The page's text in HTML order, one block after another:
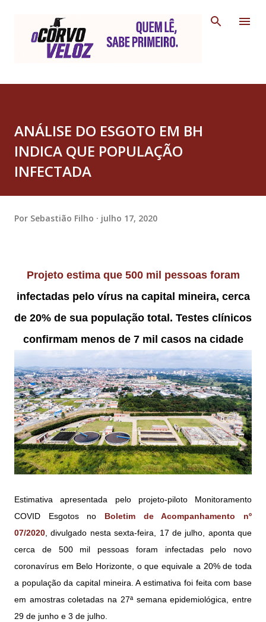
ANÁLISE DO ESGOTO EM BH
INDICA QUE POPULAÇÃO
INFECTADA
Por Sebastião Filho julho 17, 2020
Projeto estima que 500 mil pessoas foram
infectadas pelo vírus na capital mineira, cerca
de 20% de sua população total. Testes clínicos
confirmam menos de 7 mil casos na cidade
Estimativa apresentada pelo projeto-piloto Monitoramento
COVID Esgotos no Boletim de Acompanhamento nº
07/2020, divulgado nesta sexta-feira, 17 de julho, aponta que
cerca de 500 mil pessoas foram infectadas pelo novo
coronavírus em Belo Horizonte, o que equivale a 20% de toda
a população da capital mineira. A estimativa foi feita com base
em amostras coletadas na 27ª semana epidemiológica, entre
29 de junho e 3 de julho.